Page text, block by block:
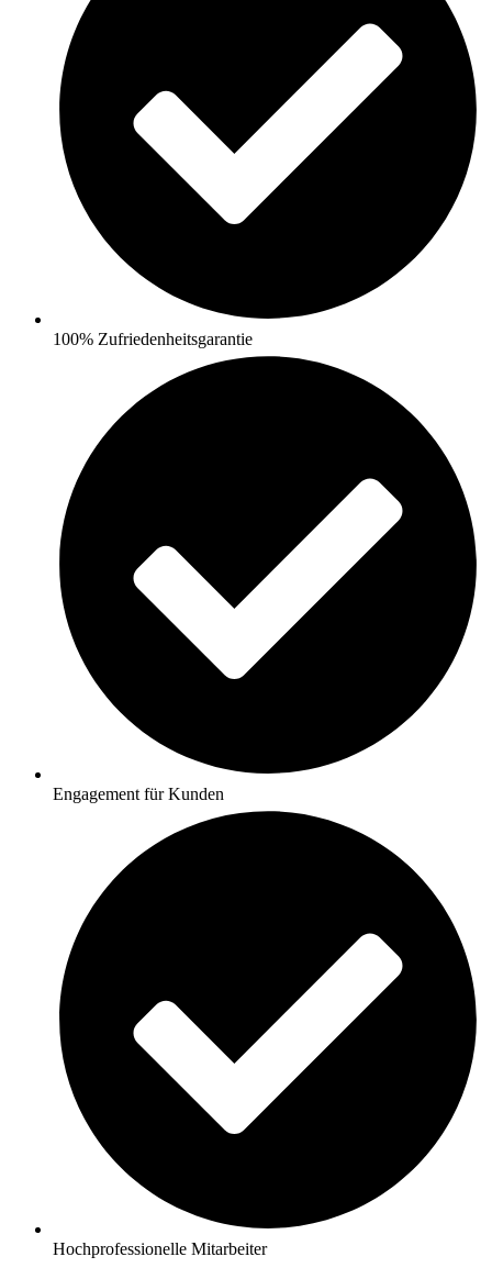
100% Zufriedenheitsgarantie
Engagement für Kunden
Hochprofessionelle Mitarbeiter